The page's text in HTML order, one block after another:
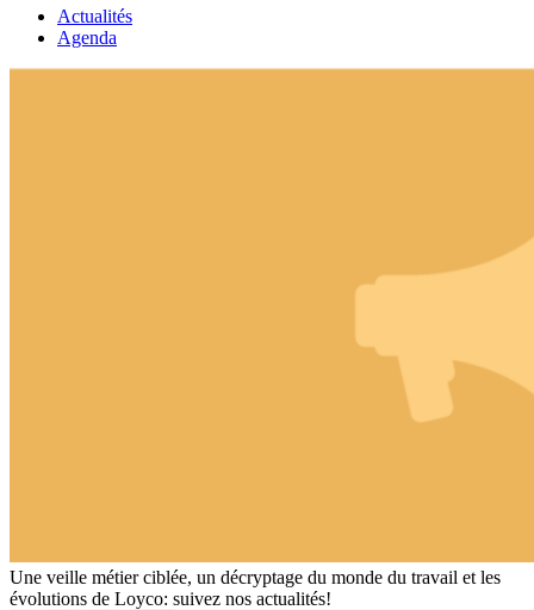
Actualités
Agenda
Une veille métier ciblée, un décryptage du monde du travail et les
évolutions de Loyco: suivez nos actualités!